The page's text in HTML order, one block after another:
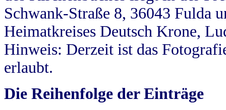
Schwank-Straße 8, 36043 Fulda
Heimatkreises Deutsch Krone,
Hinweis: Derzeit ist das
erlaubt.
Die Reihenfolge der Einträge